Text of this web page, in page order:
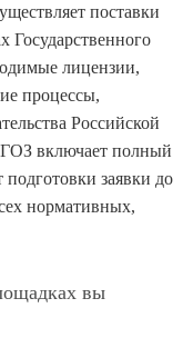
поставки
Государственного
лицензии,
процессы,
Российской
включает полный
заявки до
нормативных,
вы